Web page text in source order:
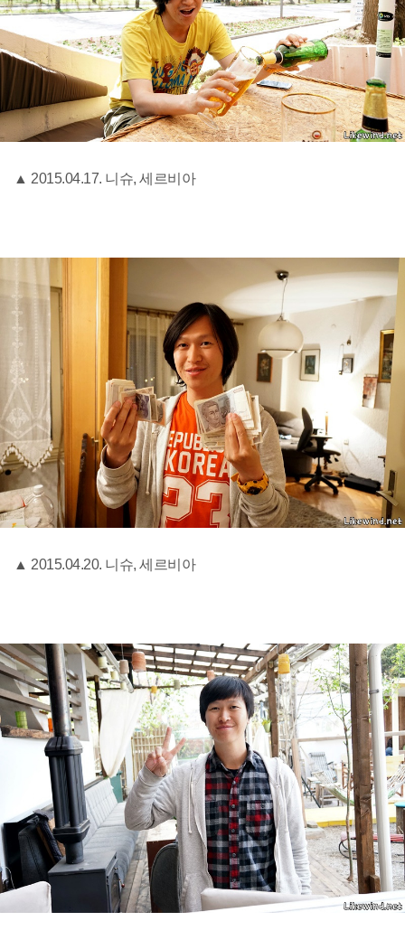
▲ 2015.04.17. 니슈, 세르비아
▲ 2015.04.20. 니슈, 세르비아